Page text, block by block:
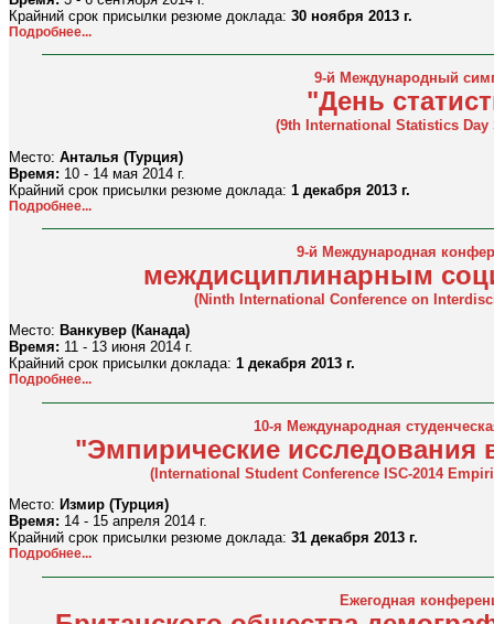
Крайний срок присылки резюме доклада: 30 ноября 2013 г.
Подробнее...
9-й Международный
"День
(9th International Statistics
Место: Анталья (Турция)
Время: 10 - 14 мая 2014 г.
Крайний срок присылки резюме доклада: 1 декабря 2013 г.
Подробнее...
9-й Международная
междисциплинарным
(Ninth International Conference on
Место: Ванкувер (Канада)
Время: 11 - 13 июня 2014 г.
Крайний срок присылки доклада: 1 декабря 2013 г.
Подробнее...
10-я Международная
"Эмпирические исследования
(International Student Conference ISC-2014
Место: Измир (Турция)
Время: 14 - 15 апреля 2014 г.
Крайний срок присылки резюме доклада: 31 декабря 2013 г.
Подробнее...
Ежегодная